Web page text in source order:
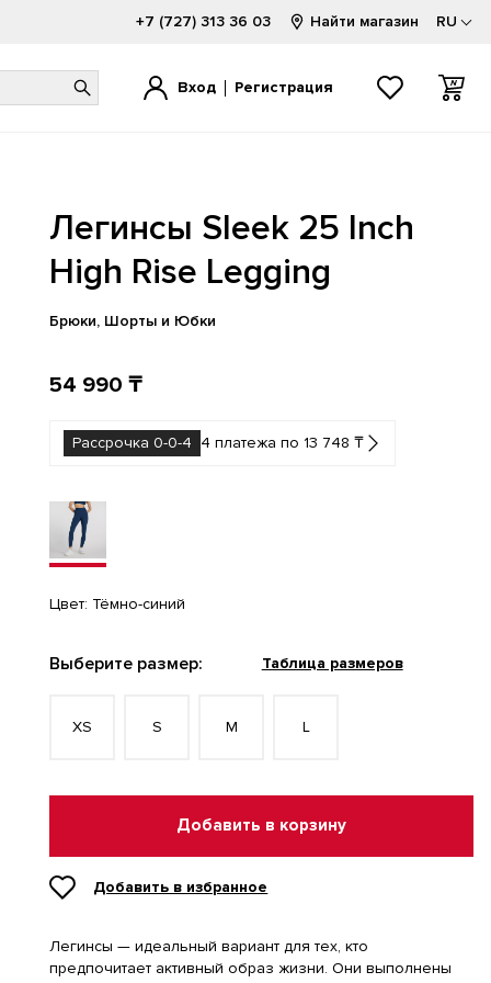
+7 (727) 313 36 03 Найти магазин RU
9060
FuelCell
2000
530
550
574
9060
Hierro
204L
Вход Регистрация
Легинсы Sleek 25 Inch
High Rise Legging
Брюки, Шорты и Юбки
54 990 ₸
Рассрочка 0-0-4 4 платежа по 13 748 ₸
Цвет: Тёмно-синий
Выберите размер: Таблица размеров
XS S M L
Добавить в корзину
Добавить в избранное
Легинсы — идеальный вариант для тех, кто
предпочитает активный образ жизни. Они выполнены